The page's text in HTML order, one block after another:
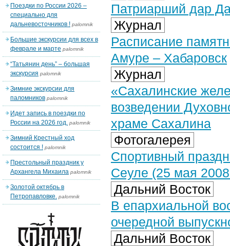
Патриарший дар
Журнал
Расписание
Амуре – Хабаровск
Журнал
«Сахалинские
возведении
храме Сахалина
Фотогалерея
Спортивный
Сеуле (25 мая 2008
Дальний Восток
В епархиальной
очередной
Дальний Восток
Поездки по России 2026 –
специально для
дальневосточников ! palomnik
Большие экскурсии для всех в
феврале и марте palomnik
“Татьянин день” – большая
экскурсия palomnik
Зимние экскурсии для
паломников palomnik
Идет запись в поездки по
России на 2026 год. palomnik
Зимний Крестный ход
состоится ! palomnik
Престольный праздник у
Архангела Михаила palomnik
Золотой октябрь в
Петропавловке. palomnik